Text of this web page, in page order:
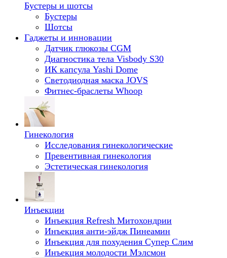
Бустеры и шотсы
Бустеры
Шотсы
Гаджеты и инновации
Датчик глюкозы CGM
Диагностика тела Visbody S30
ИК капсула Yashi Dome
Светодиодная маска JOVS
Фитнес-браслеты Whoop
Гинекология
Исследования гинекологические
Превентивная гинекология
Эстетическая гинекология
Инъекции
Инъекция Refresh Митохондрии
Инъекция анти-эйдж Пинеамин
Инъекция для похудения Супер Слим
Инъекция молодости Мэлсмон